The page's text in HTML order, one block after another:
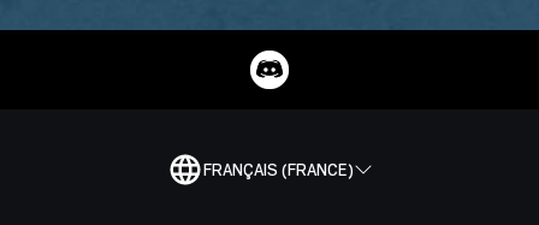
FRANÇAIS (FRANCE)